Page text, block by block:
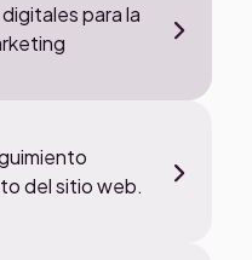
para la
del sitio web.